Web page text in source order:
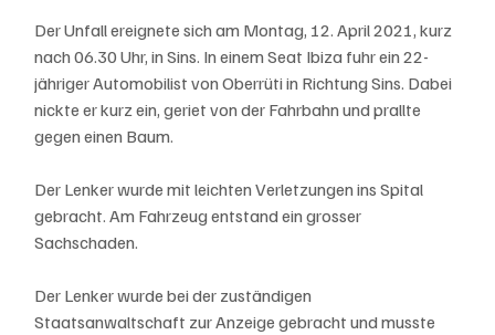
Der Unfall ereignete sich am Montag, 12. April 2021, kurz
nach 06.30 Uhr, in Sins. In einem Seat Ibiza fuhr ein 22-
jähriger Automobilist von Oberrüti in Richtung Sins. Dabei
nickte er kurz ein, geriet von der Fahrbahn und prallte
gegen einen Baum.
Der Lenker wurde mit leichten Verletzungen ins Spital
gebracht. Am Fahrzeug entstand ein grosser
Sachschaden.
Der Lenker wurde bei der zuständigen
Staatsanwaltschaft zur Anzeige gebracht und musste